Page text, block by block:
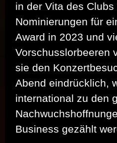
in der Vita des
Nominierungen für
Award in 2023 und
Vorschusslorbeeren
sie den
Abend eindrücklich,
international zu den
Business gezählt